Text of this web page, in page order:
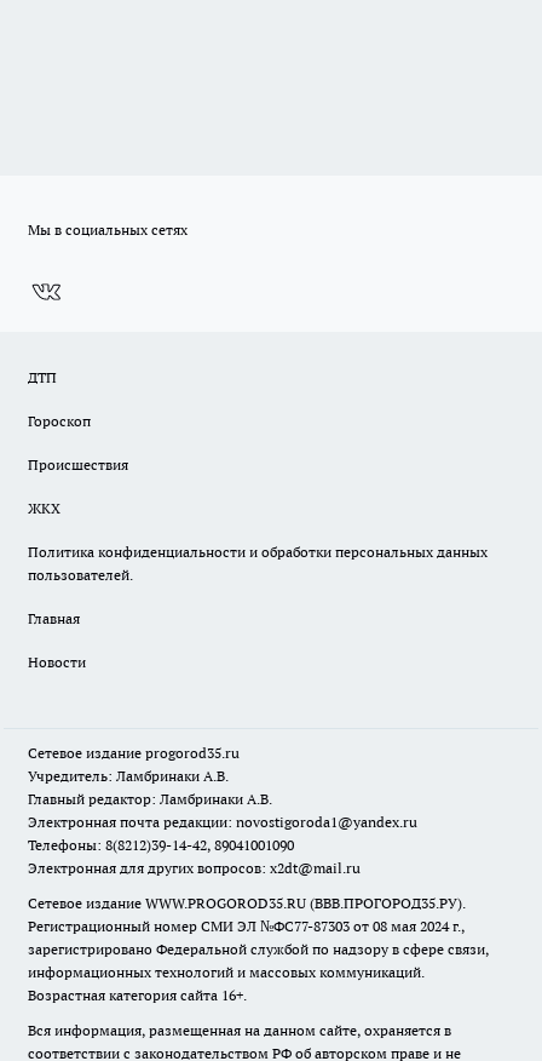
Мы в социальных сетях
ДТП
Гороскоп
Происшествия
ЖКХ
Политика конфиденциальности и обработки персональных данных
пользователей.
Главная
Новости
Сетевое издание progorod35.ru
Учредитель: Ламбринаки А.В.
Главный редактор: Ламбринаки А.В.
Электронная почта редакции: novostigoroda1@yandex.ru
Телефоны: 8(8212)39-14-42, 89041001090
Электронная для других вопросов: x2dt@mail.ru
Сетевое издание WWW.PROGOROD35.RU (ВВВ.ПРОГОРОД35.РУ).
Регистрационный номер СМИ ЭЛ №ФС77-87303 от 08 мая 2024 г.,
зарегистрировано Федеральной службой по надзору в сфере связи,
информационных технологий и массовых коммуникаций.
Возрастная категория сайта 16+.
Вся информация, размещенная на данном сайте, охраняется в
соответствии с законодательством РФ об авторском праве и не